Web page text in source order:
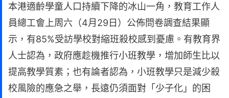
本港適齡學童人口持續下降的冰山一角，教育工作人
員總工會上周六（4月29日）公佈問卷調查結果顯
示，有85%受訪學校對縮班殺校感到憂慮。有教育界
人士認為，政府應趁機推行小班教學，增加師生比以
提高教學質素；也有論者認為，小班教學只是減少殺
校風險的應急之舉，長遠仍須面對「少子化」的困